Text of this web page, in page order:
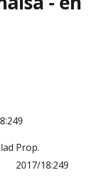
Prop.
2017/18:249